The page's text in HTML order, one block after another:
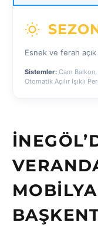
Esnek ve ferah
Sistemler: Cam
Otomatik Açılır Işıklı